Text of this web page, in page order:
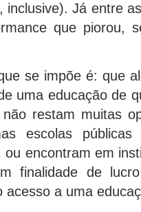
inclusive). Já entre
que piorou,
se impõe é: que
uma educação de
restam muitas
escolas
ou encontram em
finalidade de
acesso a uma